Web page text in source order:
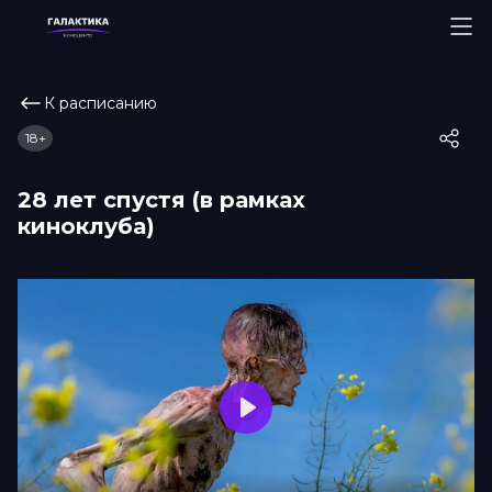
К расписанию
28 лет спустя (в рамках
киноклуба)
18+
Play